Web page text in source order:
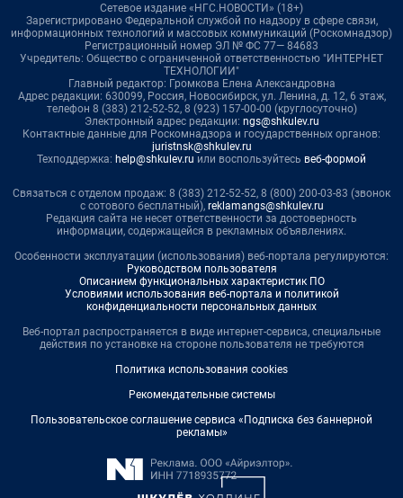
Сетевое издание «НГС.НОВОСТИ» (18+)
Зарегистрировано Федеральной службой по надзору в сфере связи,
информационных технологий и массовых коммуникаций (Роскомнадзор)
Регистрационный номер ЭЛ № ФС 77— 84683
Учредитель: Общество с ограниченной ответственностью "ИНТЕРНЕТ
ТЕХНОЛОГИИ"
Главный редактор: Громкова Елена Александровна
Адрес редакции: 630099, Россия, Новосибирск, ул. Ленина, д. 12, 6 этаж,
телефон 8 (383) 212-52-52, 8 (923) 157-00-00 (круглосуточно)
Электронный адрес редакции: ngs@shkulev.ru
Контактные данные для Роскомнадзора и государственных органов:
juristnsk@shkulev.ru
Техподдержка: help@shkulev.ru или воспользуйтесь веб-формой
Связаться с отделом продаж: 8 (383) 212-52-52, 8 (800) 200-03-83 (звонок
с сотового бесплатный), reklamangs@shkulev.ru
Редакция сайта не несет ответственности за достоверность
информации, содержащейся в рекламных объявлениях.
Особенности эксплуатации (использования) веб-портала регулируются:
Руководством пользователя
Описанием функциональных характеристик ПО
Условиями использования веб-портала и политикой
конфиденциальности персональных данных
Веб-портал распространяется в виде интернет-сервиса, специальные
действия по установке на стороне пользователя не требуются
Политика использования cookies
Рекомендательные системы
Пользовательское соглашение сервиса «Подписка без баннерной
рекламы»